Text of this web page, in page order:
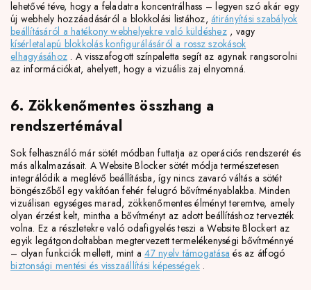
lehetővé téve, hogy a feladatra koncentrálhass – legyen szó akár egy
új webhely hozzáadásáról a blokkolási listához, átirányítási szabályok
beállításáról a hatékony webhelyekre való küldéshez, vagy
kísérletalapú blokkolás konfigurálásáról a rossz szokások
elhagyásához . A visszafogott színpaletta segít az agynak rangsorolni
az információkat, ahelyett, hogy a vizuális zaj elnyomná.
6. Zökkenőmentes összhang a
rendszertémával
Sok felhasználó már sötét módban futtatja az operációs rendszerét és
más alkalmazásait. A Website Blocker sötét módja természetesen
integrálódik a meglévő beállításba, így nincs zavaró váltás a sötét
böngészőből egy vakítóan fehér felugró bővítményablakba. Minden
vizuálisan egységes marad, zökkenőmentes élményt teremtve, amely
olyan érzést kelt, mintha a bővítményt az adott beállításhoz tervezték
volna. Ez a részletekre való odafigyelés teszi a Website Blockert az
egyik legátgondoltabban megtervezett termelékenységi bővítménnyé
– olyan funkciók mellett, mint a47 nyelv támogatása és az átfogó
biztonsági mentési és visszaállítási képességek.